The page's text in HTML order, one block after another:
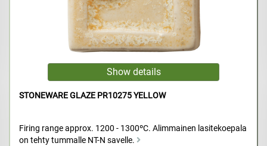
STONEWARE GLAZE PR10275 YELLOW
Firing range approx. 1200 - 1300ºC. Alimmainen lasitekoepala
on tehty tummalle NT-N savelle.